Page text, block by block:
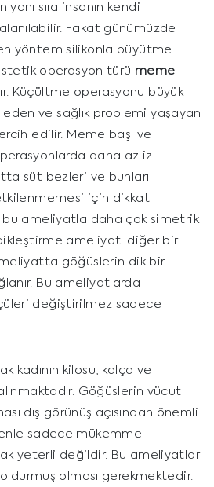
sıra insanın kendi
Fakat günümüzde
yöntem silikonla büyütme
operasyon türü meme
Küçültme operasyonu büyük
ve sağlık problemi yaşayan
edilir. Meme başı ve
daha az iz
süt bezleri ve bunları
için dikkat
bu ameliyatla daha çok simetrik
ameliyatı diğer bir
göğüslerin dik bir
Bu ameliyatlarda
değiştirilmez sadece
kadının kilosu, kalça ve
Göğüslerin vücut
dış görünüş açısından önemli
sadece mükemmel
yeterli değildir. Bu ameliyatlar
olması gerekmektedir.